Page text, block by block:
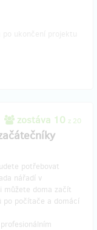
zostáva 10 z 20
potřebovat
nářadí v
můžete doma začít
po počítače a domácí